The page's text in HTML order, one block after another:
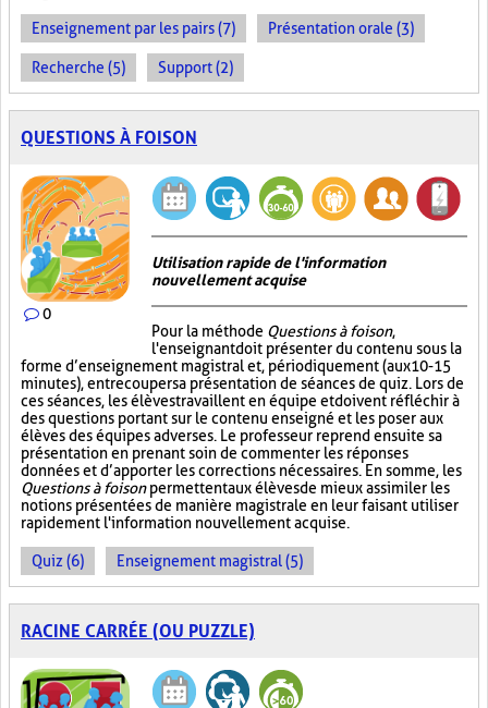
Enseignement par les pairs (7) Présentation orale (3)
Recherche (5) Support (2)
QUESTIONS À FOISON
0
Utilisation rapide de l'information
nouvellement acquise
Pour la méthode Questions à foison,
l'enseignant doit présenter du contenu sous la
forme d’enseignement magistral et, périodiquement (aux 10-15
minutes), entrecouper sa présentation de séances de quiz. Lors de
ces séances, les élèves travaillent en équipe et doivent réfléchir à
des questions portant sur le contenu enseigné et les poser aux
élèves des équipes adverses. Le professeur reprend ensuite sa
présentation en prenant soin de commenter les réponses
données et d’apporter les corrections nécessaires. En somme, les
Questions à foisonpermettent aux élèves de mieux assimiler les
notions présentées de manière magistrale en leur faisant utiliser
rapidement l'information nouvellement acquise.
Quiz (6) Enseignement magistral (5)
RACINE CARRÉE (OU PUZZLE)